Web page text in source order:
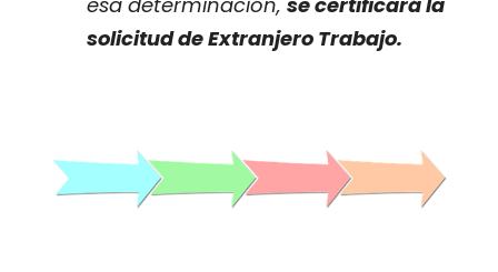
solicitud de Extranjero Trabajo.